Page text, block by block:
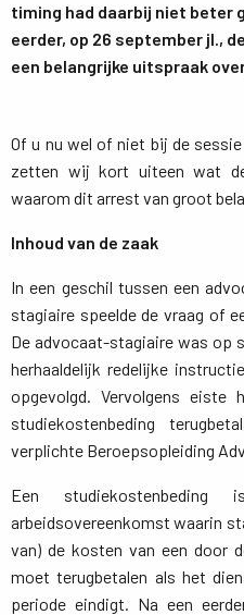
timing had daarbij niet beter
eerder, op 26 september jl.,
een belangrijke uitspraak
Of u nu wel of niet bij de
zetten wij kort uiteen wat
waarom dit arrest van groot
Inhoud van de zaak
In een geschil tussen een
stagiaire speelde de vraag of
De advocaat-stagiaire was op
herhaaldelijk redelijke
opgevolgd. Vervolgens
studiekostenbeding
verplichte Beroepsopleiding
Een
arbeidsovereenkomst waarin
van) de kosten van een door
moet terugbetalen als het
periode eindigt. Na een